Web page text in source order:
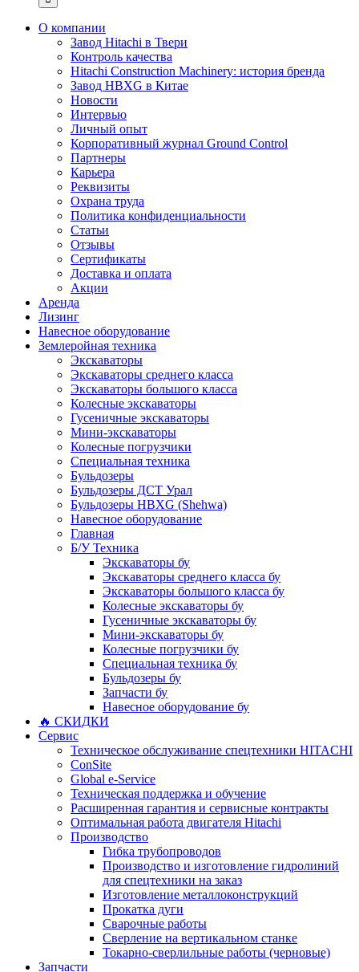
О компании
Завод Hitachi в Твери
Контроль качества
Hitachi Construction Machinery: история бренда
Завод HBXG в Китае
Новости
Интервью
Личный опыт
Корпоративный журнал Ground Control
Партнеры
Карьера
Реквизиты
Охрана труда
Политика конфиденциальности
Статьи
Отзывы
Сертификаты
Доставка и оплата
Акции
Аренда
Лизинг
Навесное оборудование
Землеройная техника
Экскаваторы
Экскаваторы среднего класса
Экскаваторы большого класса
Колесные экскаваторы
Гусеничные экскаваторы
Мини-экскаваторы
Колесные погрузчики
Специальная техника
Бульдозеры
Бульдозеры ДСТ Урал
Бульдозеры HBXG (Shehwa)
Навесное оборудование
Главная
Б/У Техника
Экскаваторы бу
Экскаваторы среднего класса бу
Экскаваторы большого класса бу
Колесные экскаваторы бу
Гусеничные экскаваторы бу
Мини-экскаваторы бу
Колесные погрузчики бу
Специальная техника бу
Бульдозеры бу
Запчасти бу
Навесное оборудование бу
🔥 СКИДКИ
Сервис
Техническое обслуживание спецтехники HITACHI
ConSite
Global e-Service
Техническая поддержка и обучение
Расширенная гарантия и сервисные контракты
Оптимальная работа двигателя Hitachi
Производство
Гибка трубопроводов
Производство и изготовление гидролиний
для спецтехники на заказ
Изготовление металлоконструкций
Прокатка дуги
Сварочные работы
Сверление на вертикальном станке
Токарно-сверлильные работы (черновые)
Запчасти